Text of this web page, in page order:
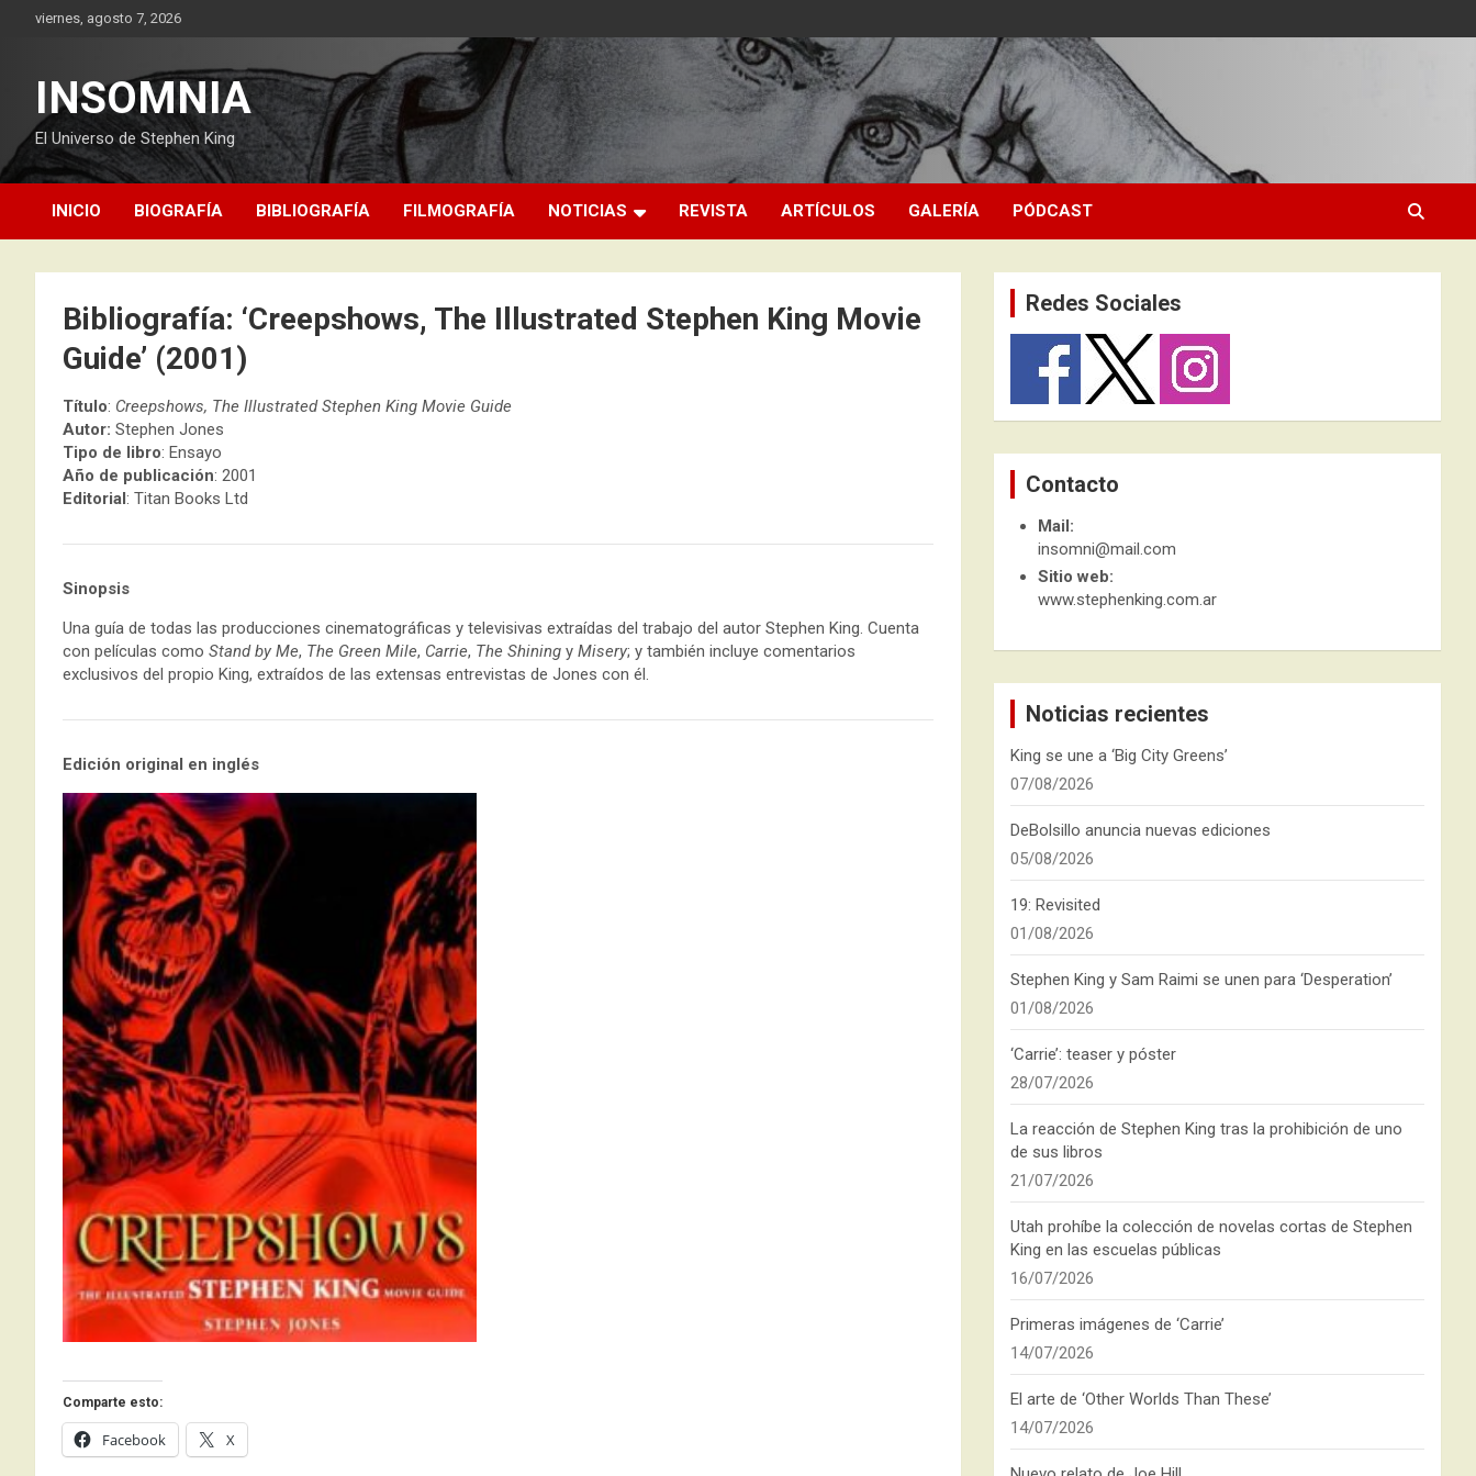
viernes, agosto 7, 2026
INSOMNIA
El Universo de Stephen King
INICIO BIOGRAFÍA BIBLIOGRAFÍA FILMOGRAFÍA NOTICIAS REVISTA ARTÍCULOS GALERÍA PÓDCAST
Bibliografía: ‘Creepshows, The Illustrated Stephen King Movie
Guide’ (2001)
Título: Creepshows, The Illustrated Stephen King Movie Guide
Autor: Stephen Jones
Tipo de libro: Ensayo
Año de publicación: 2001
Editorial: Titan Books Ltd
Sinopsis
Una guía de todas las producciones cinematográficas y televisivas extraídas del trabajo del autor Stephen King. Cuenta
con películas como Stand by Me, The Green Mile, Carrie, The Shining y Misery; y también incluye comentarios
exclusivos del propio King, extraídos de las extensas entrevistas de Jones con él.
Edición original en inglés
Comparte esto:
Facebook X
Redes Sociales
Contacto
Mail:
insomni@mail.com
Sitio web:
www.stephenking.com.ar
Noticias recientes
King se une a ‘Big City Greens’
07/08/2026
DeBolsillo anuncia nuevas ediciones
05/08/2026
19: Revisited
01/08/2026
Stephen King y Sam Raimi se unen para ‘Desperation’
01/08/2026
‘Carrie’: teaser y póster
28/07/2026
La reacción de Stephen King tras la prohibición de uno
de sus libros
21/07/2026
Utah prohíbe la colección de novelas cortas de Stephen
King en las escuelas públicas
16/07/2026
Primeras imágenes de ‘Carrie’
14/07/2026
El arte de ‘Other Worlds Than These’
14/07/2026